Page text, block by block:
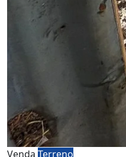
VendaTerreno